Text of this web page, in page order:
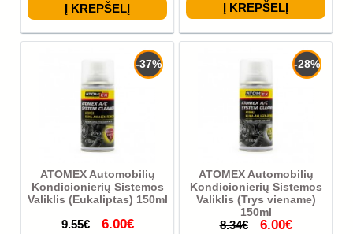
-37%
ATOMEX Automobilių
Kondicionierių Sistemos
Valiklis (Eukaliptas) 150ml
9.55€ 6.00€
-28%
ATOMEX Automobilių
Kondicionierių Sistemos
Valiklis (Trys viename)
150ml
8.34€ 6.00€